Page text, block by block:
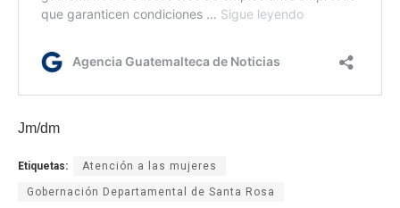
Jm/dm
Etiquetas: Atención a las mujeres
Gobernación Departamental de Santa Rosa